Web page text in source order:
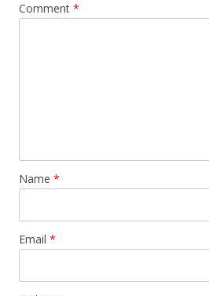
Comment *
Name *
Email *